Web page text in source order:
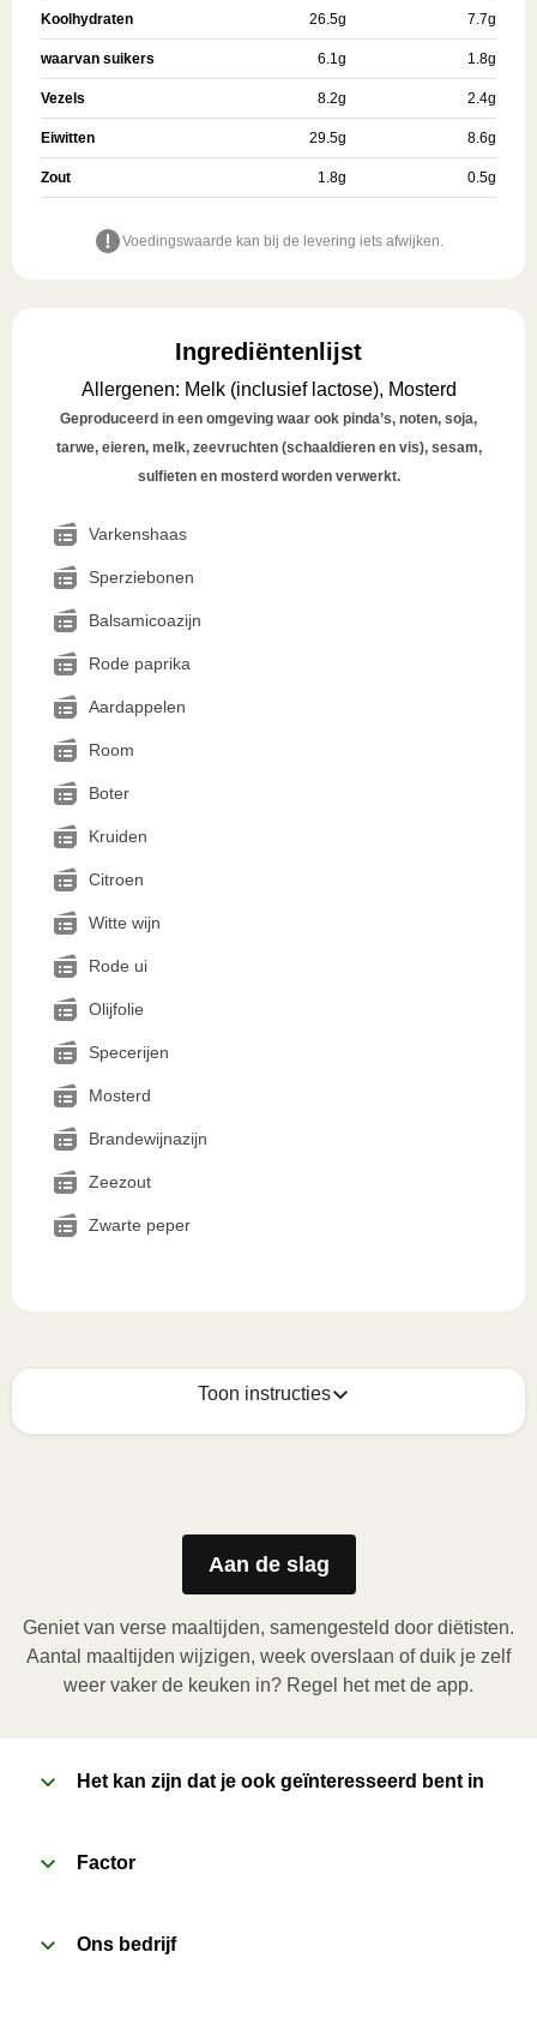
Koolhydraten 26.5g 7.7g
waarvan suikers 6.1g 1.8g
Vezels 8.2g 2.4g
Eiwitten 29.5g 8.6g
Zout 1.8g 0.5g
Voedingswaarde kan bij de levering iets afwijken.
Ingrediëntenlijst
Allergenen: Melk (inclusief lactose), Mosterd
Geproduceerd in een omgeving waar ook pinda’s, noten, soja,
tarwe, eieren, melk, zeevruchten (schaaldieren en vis), sesam,
sulfieten en mosterd worden verwerkt.
Varkenshaas
Sperziebonen
Balsamicoazijn
Rode paprika
Aardappelen
Room
Boter
Kruiden
Citroen
Witte wijn
Rode ui
Olijfolie
Specerijen
Mosterd
Brandewijnazijn
Zeezout
Zwarte peper
Toon instructies
Zo geniet je er op z'n best van
Magnetron (800W):
Verwijder de kartonnen sleeve en prik enkele gaatjes
in de folie. Plaats het bakje in de magnetron en
verwarm de maaltijd gedurende 3,5 minuten. Laat de
maaltijd daarna nog 1 minuut rusten voor het
verwijderen van de folie. Pas bij het openen op voor
sleeve en prik enkele gaatjes in de folie. Plaats het
daarna nog 1 minuut rusten voor het verwijderen van
Aan de slag
Geniet van verse maaltijden, samengesteld door diëtisten.
Aantal maaltijden wijzigen, week overslaan of duik je zelf
weer vaker de keuken in? Regel het met de app.
Het kan zijn dat je ook geïnteresseerd bent in
Factor
Ons bedrijf